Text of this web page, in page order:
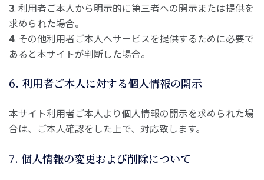
3. 利用者ご本人から明示的に第三者への開示または提供を
求められた場合。
4. その他利用者ご本人へサービスを提供するために必要で
あると本サイトが判断した場合。
6. 利用者ご本人に対する個人情報の開示
本サイト利用者ご本人より個人情報の開示を求められた場
合は、ご本人確認をした上で、対応致します。
7. 個人情報の変更および削除について